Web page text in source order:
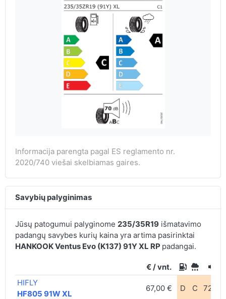
Informacija parengta pagal ES reglamento nr.
2020/740 viešai skelbiamas gaires.
Savybių palyginimas
Jūsų patogumui palyginome 235/35R19išmatavimo
padangų savybes kurių kaina yra artima pasirinktai
HANKOOK Ventus Evo (K137) 91Y XL RP padangai.
€ / vnt.
HIFLY
HF805 91W XL
67,00 € D C 72db